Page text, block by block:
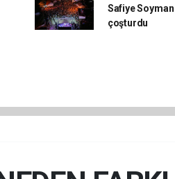
Safiye
çoşturdu